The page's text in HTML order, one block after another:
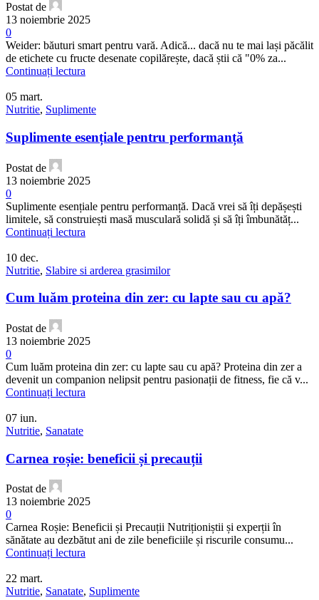
Postat de
13 noiembrie 2025
0
Weider: băuturi smart pentru vară. Adică... dacă nu te mai lași păcălit
de etichete cu fructe desenate copilărește, dacă știi că "0% za...
Continuați lectura
05 mart.
Nutritie, Suplimente
Suplimente esențiale pentru performanță
Postat de
13 noiembrie 2025
0
Suplimente esențiale pentru performanță. Dacă vrei să îți depășești
limitele, să construiești masă musculară solidă și să îți îmbunătăț...
Continuați lectura
10 dec.
Nutritie, Slabire si arderea grasimilor
Cum luăm proteina din zer: cu lapte sau cu apă?
Postat de
13 noiembrie 2025
0
Cum luăm proteina din zer: cu lapte sau cu apă? Proteina din zer a
devenit un companion nelipsit pentru pasionații de fitness, fie că v...
Continuați lectura
07 iun.
Nutritie, Sanatate
Carnea roșie: beneficii și precauții
Postat de
13 noiembrie 2025
0
Carnea Roșie: Beneficii și Precauții Nutriționiștii și experții în
sănătate au dezbătut ani de zile beneficiile și riscurile consumu...
Continuați lectura
22 mart.
Nutritie, Sanatate, Suplimente